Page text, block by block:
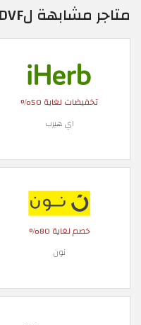
متاجر مشابهة لDVF في قطر
تخفيضات لغاية 50%
اي هيرب
خصم لغاية 80%
نون